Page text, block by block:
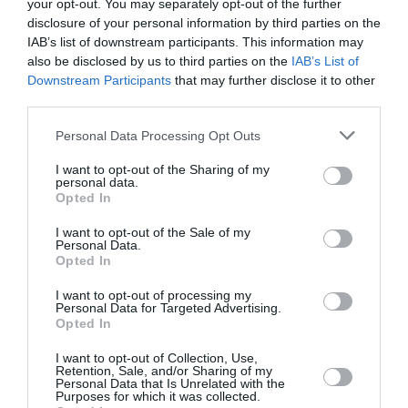
your opt-out. You may separately opt-out of the further
disclosure of your personal information by third parties on the
IAB’s list of downstream participants. This information may
also be disclosed by us to third parties on the IAB’s List of
Downstream Participants that may further disclose it to other
Personal Data Processing Opt Outs
I want to opt-out of the Sharing of my
personal data.
Opted In
I want to opt-out of the Sale of my
Personal Data.
Opted In
I want to opt-out of processing my
Personal Data for Targeted Advertising.
Opted In
I want to opt-out of Collection, Use,
Retention, Sale, and/or Sharing of my
Personal Data that Is Unrelated with the
Purposes for which it was collected.
την Τέχνη και τον Πολιτισμό!
Ακολουθήστε το Culturenow.gr
Σχετικά Άρθρα
Mania The Abba
The Magician’s